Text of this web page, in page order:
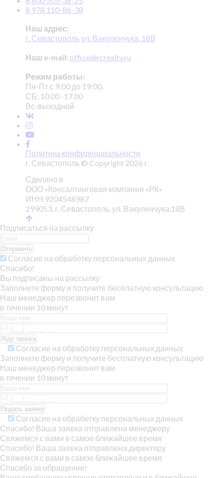
8 978 110-86-38
Наш адрес:
г. Севастополь ул. Вакуленчука, 18В
Наш e-mail: office@rcrealty.ru
Режим работы:
Пн-Пт с 9:00 до 19:00,
СБ: 10.00 -17.00
Вс-выходной
Политика конфиденциальности
г. Севастополь © Copyright 2026 г.
Сделано в
ООО «Консалтинговая компания «РК»
ИНН 9204548987
299053, г. Севастополь, ул. Вакуленчука,18В
Подписаться на рассылку
Отправить
Согласие на обработку персональных данных
Спасибо!
Вы подписаны на рассылку
Заполните форму и получите бесплатную консультацию
Наш менеджер перезвонит вам
в течении 10 минут
Согласие на обработку персональных данных
Заполните форму и получите бесплатную консультацию
Наш менеджер перезвонит вам
в течении 10 минут
Согласие на обработку персональных данных
Спасибо! Ваша заявка отправлена менеджеру
Свяжемся с вами в самое ближайшее время
Спасибо! Ваша заявка отправлена директору
Свяжемся с вами в самое ближайшее время
Спасибо за обращение!